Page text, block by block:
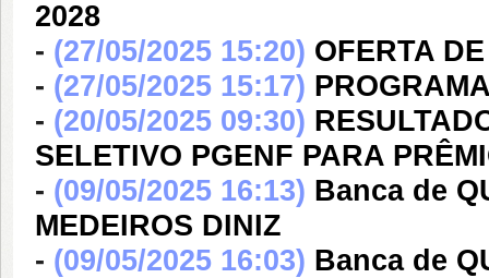
2028
- (27/05/2025 15:20) OFERTA
- (27/05/2025 15:17)
- (20/05/2025 09:30)
SELETIVO PGENF PARA
- (09/05/2025 16:13) Banca de
MEDEIROS DINIZ
- (09/05/2025 16:03) Banca de